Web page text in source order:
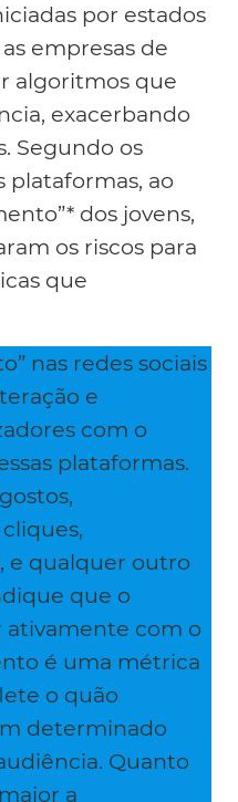
por estados
empresas de
algoritmos que
exacerbando
Segundo os
plataformas, ao
dos jovens,
os riscos para
que
nas redes sociais
e
com o
plataformas.
e qualquer outro
que o
ativamente com o
é uma métrica
o quão
determinado
Quanto
a